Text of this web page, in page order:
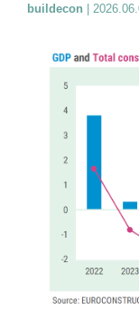
buildecon